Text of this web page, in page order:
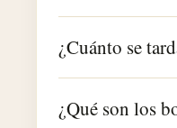
¿Cuánto se
¿Qué son los